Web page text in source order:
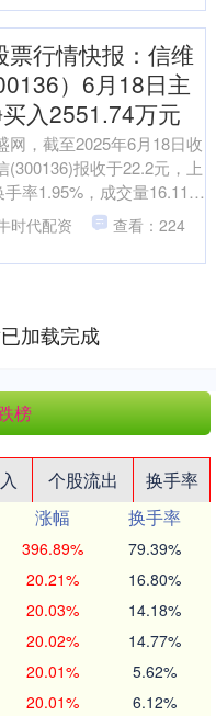
票行情快报：信维
）6月18日主
入2551.74万元
网，截至2025年6月18日收
(300136)报收于22.2元，上
率1.95%，成交量16.11万
亿....
时代配资 查看：224
加载完成
榜
个股流出
换手率
涨幅
换手率
396.89% 79.39%
20.21% 16.80%
20.03% 14.18%
20.02% 14.77%
20.01% 5.62%
20.01% 6.12%